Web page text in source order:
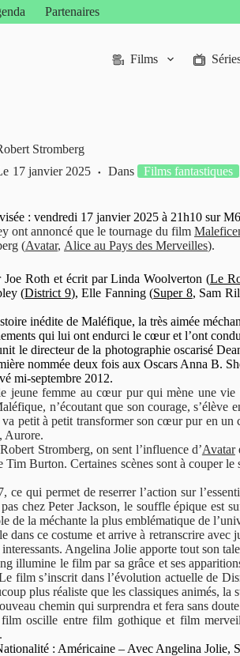
Partenaires
Films
Stromberg
17 janvier 2025 Dans Films fantastiques
: vendredi 17 janvier 2025 à 21h10 sur
ont annoncé que le tournage du film
(Avatar, Alice au Pays des Merveilles).
Roth et écrit par Linda Woolverton (Le
(District 9), Elle Fanning (Super 8, Sam
inédite de Maléfique, la très aimée
qui lui ont endurci le cœur et l’ont
le directeur de la photographie oscarisé
nommée deux fois aux Oscars Anna B.
mi-septembre 2012.
jeune femme au cœur pur qui mène une vie
n’écoutant que son courage,
petit à petit transformer son cœur pur en un
Aurore.
Stromberg, on sent l’influence d’Avatar
Tim Burton. Certaines scènes sont à couper
qui permet de reserrer l’action sur
chez Peter Jackson, le souffle épique est
de la méchante la plus emblématique de
dans ce costume et arrive à retranscrire
Angelina Jolie apporte tout son
illumine le film par sa grâce et ses
film s’inscrit dans l’évolution actuelle de
plus réaliste que les classiques animés,
chemin qui surprendra et fera sans
oscille entre film gothique et film
: Américaine – Avec Angelina Jolie,